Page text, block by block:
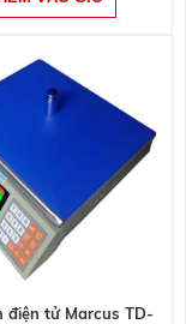
điện tử Marcus TD-